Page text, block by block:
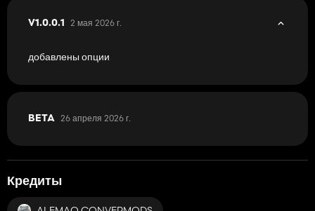
V1.0.0.1 2 мая 2026 г.
добавлены опции
BETA 26 апреля 2026 г.
Кредиты